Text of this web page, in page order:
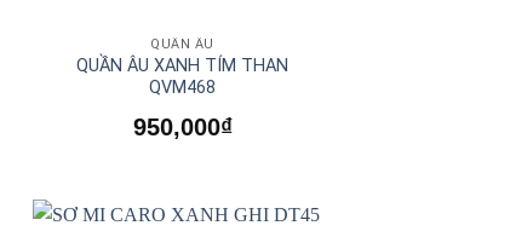
QUẦN ÂU
QUẦN ÂU XANH TÍM THAN
QVM468
950,000₫